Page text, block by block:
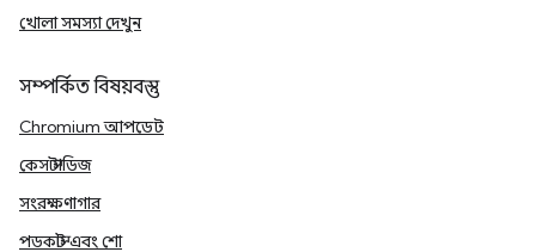
খোলা সমস্যা দেখুন
সম্পর্কিত বিষয়বস্তু
Chromium আপডেট
কেস স্টাডিজ
সংরক্ষণাগার
পডকাস্ট এবং শো